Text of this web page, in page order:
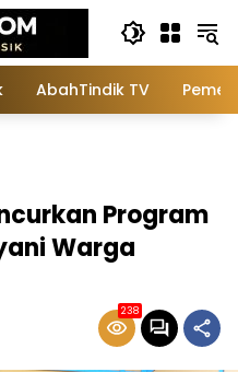
AbahTindik TV
Program
Warga
238